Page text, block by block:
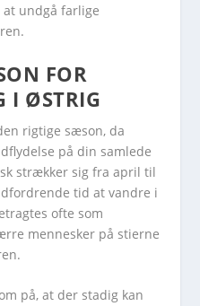
undgå farlige
FOR
I ØSTRIG
rigtige sæson, da
på din samlede
strækker sig fra april til
tid at vandre i
ofte som
mennesker på stierne
på, at der stadig kan